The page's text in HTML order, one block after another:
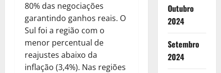
80% das negociações
garantindo ganhos reais. O
Sul foi a região com o
menor percentual de
reajustes abaixo da
inflação (3,4%). Nas regiões
Outubro
2024
Setembro
2024